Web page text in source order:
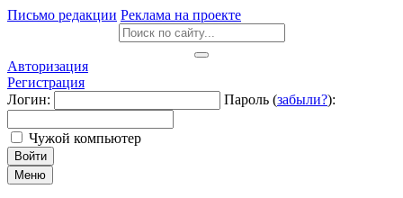
Письмо редакции Реклама на проекте
Авторизация
Регистрация
Логин:
Пароль (забыли?):
Чужой компьютер
Войти
Меню